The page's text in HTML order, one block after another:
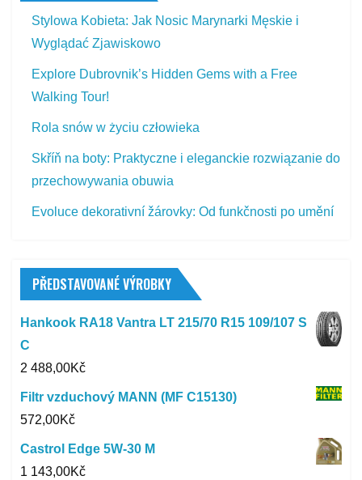
Stylowa Kobieta: Jak Nosic Marynarki Męskie i
Wyglądać Zjawiskowo
Explore Dubrovnik’s Hidden Gems with a Free
Walking Tour!
Rola snów w życiu człowieka
Skříň na boty: Praktyczne i eleganckie rozwiązanie do
przechowywania obuwia
Evoluce dekorativní žárovky: Od funkčnosti po umění
PŘEDSTAVOVANÉ VÝROBKY
Hankook RA18 Vantra LT 215/70 R15 109/107 S
C
2 488,00Kč
Filtr vzduchový MANN (MF C15130)
572,00Kč
Castrol Edge 5W-30 M
1 143,00Kč